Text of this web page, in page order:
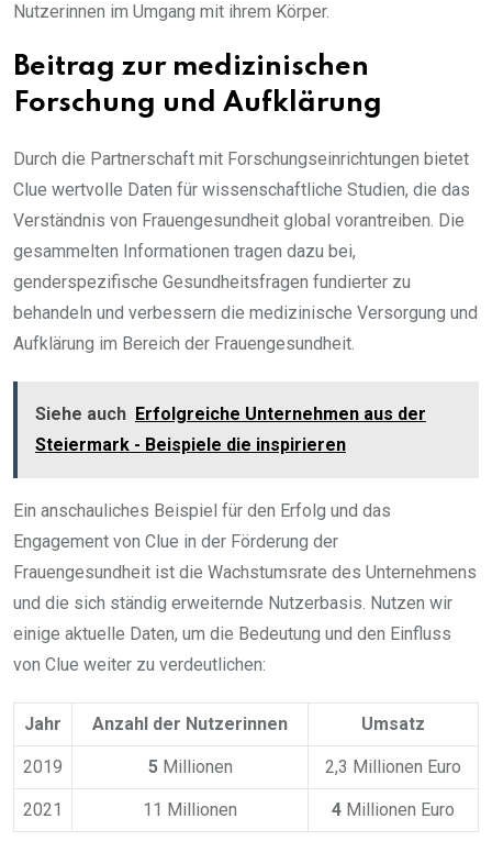
Nutzerinnen im Umgang mit ihrem Körper.
Beitrag zur medizinischen
Forschung und Aufklärung
Durch die Partnerschaft mit Forschungseinrichtungen bietet
Clue wertvolle Daten für wissenschaftliche Studien, die das
Verständnis von Frauengesundheit global vorantreiben. Die
gesammelten Informationen tragen dazu bei,
genderspezifische Gesundheitsfragen fundierter zu
behandeln und verbessern die medizinische Versorgung und
Aufklärung im Bereich der Frauengesundheit.
Siehe auch Erfolgreiche Unternehmen aus der
Steiermark - Beispiele die inspirieren
Ein anschauliches Beispiel für den Erfolg und das
Engagement von Clue in der Förderung der
Frauengesundheit ist die Wachstumsrate des Unternehmens
und die sich ständig erweiternde Nutzerbasis. Nutzen wir
einige aktuelle Daten, um die Bedeutung und den Einfluss
von Clue weiter zu verdeutlichen:
Jahr Anzahl der Nutzerinnen Umsatz
2019 5Millionen 2,3 Millionen Euro
2021 11 Millionen 4 Millionen Euro